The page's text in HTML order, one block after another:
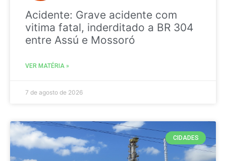
Acidente: Grave acidente com
vitima fatal, inderditado a BR 304
entre Assú e Mossoró
VER MATÉRIA »
7 de agosto de 2026
CIDADES